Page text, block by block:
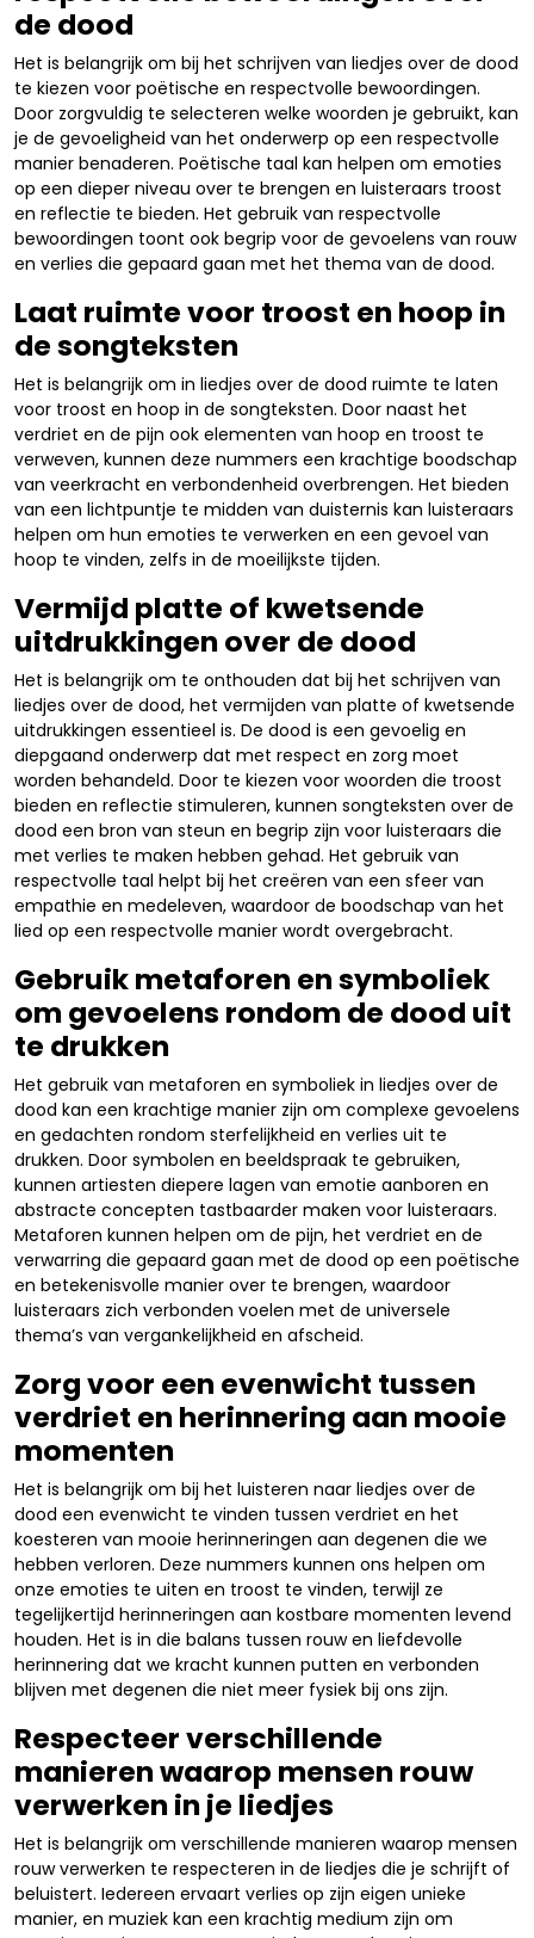
de dood
Het is belangrijk om bij het schrijven van liedjes over de dood
te kiezen voor poëtische en respectvolle bewoordingen.
Door zorgvuldig te selecteren welke woorden je gebruikt, kan
je de gevoeligheid van het onderwerp op een respectvolle
manier benaderen. Poëtische taal kan helpen om emoties
op een dieper niveau over te brengen en luisteraars troost
en reflectie te bieden. Het gebruik van respectvolle
bewoordingen toont ook begrip voor de gevoelens van rouw
en verlies die gepaard gaan met het thema van de dood.
Laat ruimte voor troost en hoop in
de songteksten
Het is belangrijk om in liedjes over de dood ruimte te laten
voor troost en hoop in de songteksten. Door naast het
verdriet en de pijn ook elementen van hoop en troost te
verweven, kunnen deze nummers een krachtige boodschap
van veerkracht en verbondenheid overbrengen. Het bieden
van een lichtpuntje te midden van duisternis kan luisteraars
helpen om hun emoties te verwerken en een gevoel van
hoop te vinden, zelfs in de moeilijkste tijden.
Vermijd platte of kwetsende
uitdrukkingen over de dood
Het is belangrijk om te onthouden dat bij het schrijven van
liedjes over de dood, het vermijden van platte of kwetsende
uitdrukkingen essentieel is. De dood is een gevoelig en
diepgaand onderwerp dat met respect en zorg moet
worden behandeld. Door te kiezen voor woorden die troost
bieden en reflectie stimuleren, kunnen songteksten over de
dood een bron van steun en begrip zijn voor luisteraars die
met verlies te maken hebben gehad. Het gebruik van
respectvolle taal helpt bij het creëren van een sfeer van
empathie en medeleven, waardoor de boodschap van het
lied op een respectvolle manier wordt overgebracht.
Gebruik metaforen en symboliek
om gevoelens rondom de dood uit
te drukken
Het gebruik van metaforen en symboliek in liedjes over de
dood kan een krachtige manier zijn om complexe gevoelens
en gedachten rondom sterfelijkheid en verlies uit te
drukken. Door symbolen en beeldspraak te gebruiken,
kunnen artiesten diepere lagen van emotie aanboren en
abstracte concepten tastbaarder maken voor luisteraars.
Metaforen kunnen helpen om de pijn, het verdriet en de
verwarring die gepaard gaan met de dood op een poëtische
en betekenisvolle manier over te brengen, waardoor
luisteraars zich verbonden voelen met de universele
thema’s van vergankelijkheid en afscheid.
Zorg voor een evenwicht tussen
verdriet en herinnering aan mooie
momenten
Het is belangrijk om bij het luisteren naar liedjes over de
dood een evenwicht te vinden tussen verdriet en het
koesteren van mooie herinneringen aan degenen die we
hebben verloren. Deze nummers kunnen ons helpen om
onze emoties te uiten en troost te vinden, terwijl ze
tegelijkertijd herinneringen aan kostbare momenten levend
houden. Het is in die balans tussen rouw en liefdevolle
herinnering dat we kracht kunnen putten en verbonden
blijven met degenen die niet meer fysiek bij ons zijn.
Respecteer verschillende
manieren waarop mensen rouw
verwerken in je liedjes
Het is belangrijk om verschillende manieren waarop mensen
rouw verwerken te respecteren in de liedjes die je schrijft of
beluistert. Iedereen ervaart verlies op zijn eigen unieke
manier, en muziek kan een krachtig medium zijn om